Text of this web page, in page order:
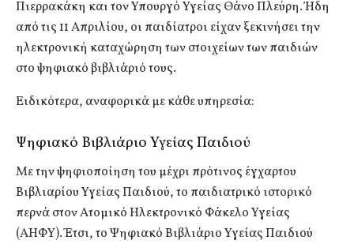
Πιερρακάκη και τον Υπουργό Υγείας Θάνο Πλεύρη. Ήδη
από τις 11 Απριλίου, οι παιδίατροι είχαν ξεκινήσει την
ηλεκτρονική καταχώρηση των στοιχείων των παιδιών
στο ψηφιακό βιβλιάριό τους.
Ειδικότερα, αναφορικά με κάθε υπηρεσία:
Ψηφιακό Βιβλιάριο Υγείας Παιδιού
Με την ψηφιοποίηση του μέχρι πρότινος έγχαρτου
Βιβλιαρίου Υγείας Παιδιού, το παιδιατρικό ιστορικό
περνά στον Ατομικό Ηλεκτρονικό Φάκελο Υγείας
(ΑΗΦΥ). Έτσι, το Ψηφιακό Βιβλιάριο Υγείας Παιδιού